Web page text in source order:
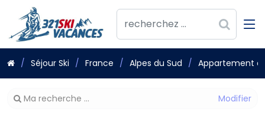
Séjour Ski France Alpes du Sud Appartement
Modifier
Ma recherche ...